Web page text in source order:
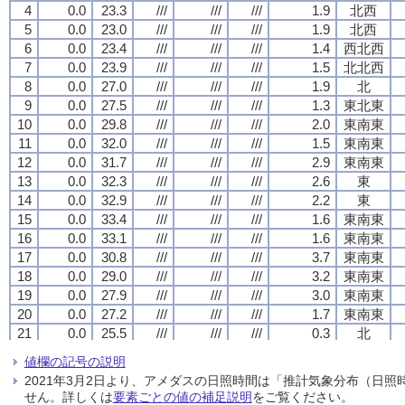
4
0.0 23.3 /// /// /// 1.9
北西
5
0.0 23.0 /// /// /// 1.9
北西
6
0.0 23.4 /// /// /// 1.4
西北西
7
0.0 23.9 /// /// /// 1.5
北北西
8
0.0 27.0 /// /// /// 1.9
北
9
0.0 27.5 /// /// /// 1.3
東北東
10
0.0 29.8 /// /// /// 2.0
東南東
11
0.0 32.0 /// /// /// 1.5
東南東
12
0.0 31.7 /// /// /// 2.9
東南東
13
0.0 32.3 /// /// /// 2.6
東
14
0.0 32.9 /// /// /// 2.2
東
15
0.0 33.4 /// /// /// 1.6
東南東
16
0.0 33.1 /// /// /// 1.6
東南東
17
0.0 30.8 /// /// /// 3.7
東南東
18
0.0 29.0 /// /// /// 3.2
東南東
19
0.0 27.9 /// /// /// 3.0
東南東
20
0.0 27.2 /// /// /// 1.7
東南東
21
0.0 25.5 /// /// /// 0.3
北
24.8
23
0.0 24.6
北西
24
0.0 24.1 /// /// /// 1.0 北西
4
0.0 23.3 /// /// /// 1.9
北西
5
0.0 23.0 /// /// /// 1.9
北西
6
0.0 23.4 /// /// /// 1.4
西北西
7
0.0 23.9 /// /// /// 1.5
北北西
8
0.0 27.0 /// /// /// 1.9
北
9
0.0 27.5 /// /// /// 1.3
東北東
10
0.0 29.8 /// /// /// 2.0
東南東
11
0.0 32.0 /// /// /// 1.5
東南東
12
0.0 31.7 /// /// /// 2.9
東南東
13
0.0 32.3 /// /// /// 2.6
東
14
0.0 32.9 /// /// /// 2.2
東
15
0.0 33.4 /// /// /// 1.6
東南東
16
0.0 33.1 /// /// /// 1.6
東南東
17
0.0 30.8 /// /// /// 3.7
東南東
18
0.0 29.0 /// /// /// 3.2
東南東
19
0.0 27.9 /// /// /// 3.0
東南東
20
0.0 27.2 /// /// /// 1.7
東南東
21
0.0 25.5 /// /// /// 0.3
北
24.8
23
0.0 24.6
北西
24
0.0 24.1 /// /// /// 1.0 北西
4
0.0 23.3 /// /// /// 1.9
北西
5
0.0 23.0 /// /// /// 1.9
北西
6
0.0 23.4 /// /// /// 1.4
西北西
7
0.0 23.9 /// /// /// 1.5
北北西
8
0.0 27.0 /// /// /// 1.9
北
9
0.0 27.5 /// /// /// 1.3
東北東
10
0.0 29.8 /// /// /// 2.0
東南東
11
0.0 32.0 /// /// /// 1.5
東南東
12
0.0 31.7 /// /// /// 2.9
東南東
13
0.0 32.3 /// /// /// 2.6
東
14
0.0 32.9 /// /// /// 2.2
東
15
0.0 33.4 /// /// /// 1.6
東南東
16
0.0 33.1 /// /// /// 1.6
東南東
17
0.0 30.8 /// /// /// 3.7
東南東
18
0.0 29.0 /// /// /// 3.2
東南東
19
0.0 27.9 /// /// /// 3.0
東南東
20
0.0 27.2 /// /// /// 1.7
東南東
21
0.0 25.5 /// /// /// 0.3
北
24.8
23
0.0 24.6
北西
24
0.0 24.1 /// /// /// 1.0 北西
4
0.0 23.3 /// /// /// 1.9
北西
5
0.0 23.0 /// /// /// 1.9
北西
6
0.0 23.4 /// /// /// 1.4
西北西
7
0.0 23.9 /// /// /// 1.5
北北西
8
0.0 27.0 /// /// /// 1.9
北
9
0.0 27.5 /// /// /// 1.3
東北東
10
0.0 29.8 /// /// /// 2.0
東南東
11
0.0 32.0 /// /// /// 1.5
東南東
12
0.0 31.7 /// /// /// 2.9
東南東
13
0.0 32.3 /// /// /// 2.6
東
14
0.0 32.9 /// /// /// 2.2
東
15
0.0 33.4 /// /// /// 1.6
東南東
16
0.0 33.1 /// /// /// 1.6
東南東
17
0.0 30.8 /// /// /// 3.7
東南東
18
0.0 29.0 /// /// /// 3.2
東南東
19
0.0 27.9 /// /// /// 3.0
東南東
20
0.0 27.2 /// /// /// 1.7
東南東
21
0.0 25.5 /// /// /// 0.3
北
24.8
23
0.0 24.6
北西
24
0.0 24.1 /// /// /// 1.0 北西
値欄の記号の説明
2021年3月2日より、アメダスの日照時間は「推計気象分布（日
せん。詳しくは要素ごとの値の補足説明をご覧ください。